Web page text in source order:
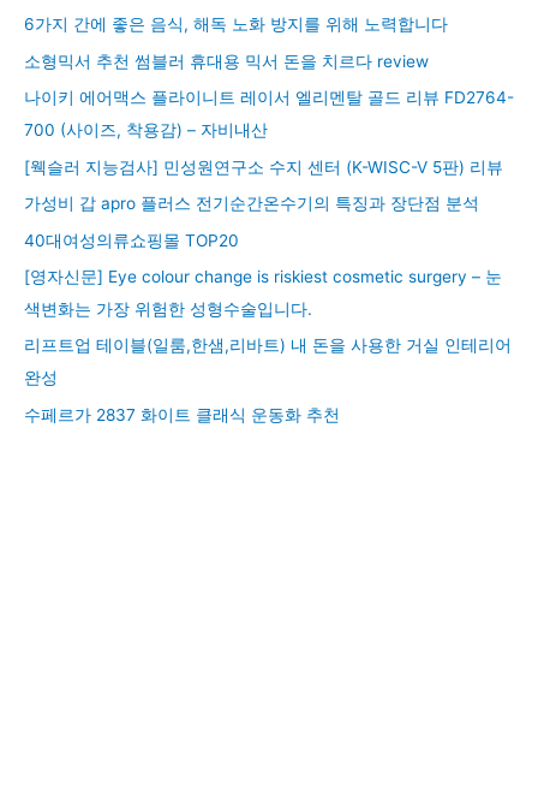
6가지 간에 좋은 음식, 해독 노화 방지를 위해 노력합니다
소형믹서 추천 썸블러 휴대용 믹서 돈을 치르다 review
나이키 에어맥스 플라이니트 레이서 엘리멘탈 골드 리뷰 FD2764-
700 (사이즈, 착용감) – 자비내산
[웩슬러 지능검사] 민성원연구소 수지 센터 (K-WISC-V 5판) 리뷰
가성비 갑 apro 플러스 전기순간온수기의 특징과 장단점 분석
40대여성의류쇼핑몰 TOP20
[영자신문] Eye colour change is riskiest cosmetic surgery – 눈
색변화는 가장 위험한 성형수술입니다.
리프트업 테이블(일룸,한샘,리바트) 내 돈을 사용한 거실 인테리어
완성
수페르가 2837 화이트 클래식 운동화 추천